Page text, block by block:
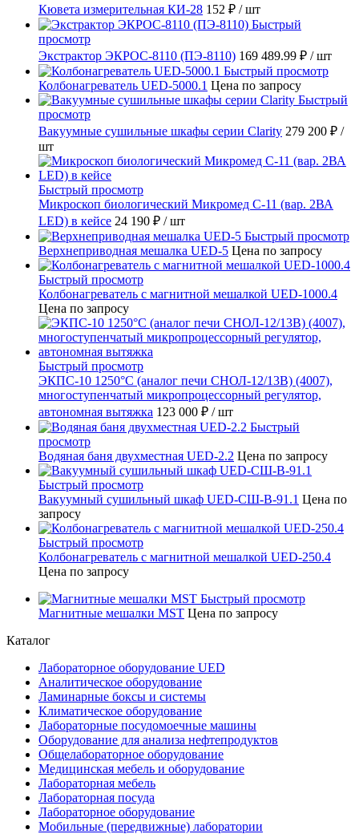
Кювета измерительная КИ-28 152 ₽ / шт
Быстрый
просмотр
Экстрактор ЭКРОС-8110 (ПЭ-8110) 169 489.99 ₽ / шт
Быстрый просмотр
Колбонагреватель UED-5000.1 Цена по запросу
Быстрый
просмотр
Вакуумные сушильные шкафы серии Clarity 279 200 ₽ /
шт
Быстрый просмотр
Микроскоп биологический Микромед С-11 (вар. 2ВА
LED) в кейсе 24 190 ₽ / шт
Быстрый просмотр
Верхнеприводная мешалка UED-5 Цена по запросу
Быстрый просмотр
Колбонагреватель с магнитной мешалкой UED-1000.4
Цена по запросу
Быстрый просмотр
ЭКПС-10 1250°С (аналог печи СНОЛ-12/13В) (4007),
многоступенчатый микропроцессорный регулятор,
автономная вытяжка 123 000 ₽ / шт
Быстрый
просмотр
Водяная баня двухместная UED-2.2 Цена по запросу
Быстрый просмотр
Вакуумный сушильный шкаф UED-СШ-В-91.1 Цена по
запросу
Быстрый просмотр
Колбонагреватель с магнитной мешалкой UED-250.4
Цена по запросу
Быстрый просмотр
Магнитные мешалки MST Цена по запросу
Каталог
Лабораторное оборудование UED
Аналитическое оборудование
Ламинарные боксы и системы
Климатическое оборудование
Лабораторные посудомоечные машины
Оборудование для анализа нефтепродуктов
Общелабораторное оборудование
Медицинская мебель и оборудование
Лабораторная мебель
Лабораторная посуда
Лабораторное оборудование
Мобильные (передвижные) лаборатории